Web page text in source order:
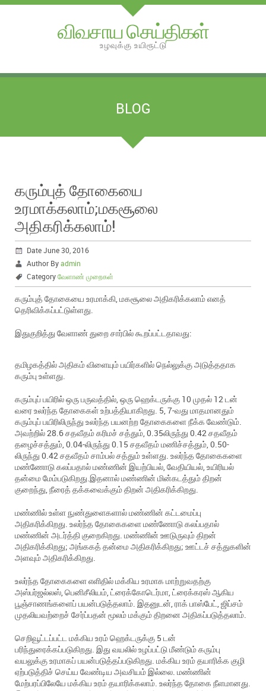
விவசாய செய்திகள்
உழவுக்கு உயிரூட்டு
BLOG
கரும்புத் தோகையை
உரமாக்கலாம்;மகசூலை
அதிகரிக்கலாம்!
Date June 30, 2016
Author Byadmin
Categoryவேளாண் முறைகள்
கரும்புத் தோகையை உரமாக்கி, மகசூலை அதிகரிக்கலாம் எனத்
தெரிவிக்கப்பட்டுள்ளது.
இதுகுறித்து வேளாண் துறை சார்பில் கூறப்பட்டதாவது:
தமிழகத்தில் அதிகம் விளையும் பயிர்களில் நெல்லுக்கு அடுத்ததாக
கரும்பு உள்ளது.
கரும்புப் பயிரில் ஒரு பருவத்தில், ஒரு ஹெக்டருக்கு 10 முதல் 12 டன்
வரை உலர்ந்த தோகைகள் உற்பத்தியாகிறது. 5, 7-வது மாதமானதும்
கரும்புப் பயிரிலிருந்து உலர்ந்த பயனற்ற தோகைகளை நீக்க வேண்டும்.
அவற்றில் 28.6 சதவீதம் கரிமச் சத்தும், 0.35லிருந்து 0.42 சதவீதம்
தழைச்சத்தும், 0.04-லிருந்து 0.15 சதவீதம் மணிச்சத்தும், 0.50-
லிருந்து 0.42 சதவீதம் சாம்பல் சத்தும் உள்ளது. உலர்ந்த தோகைகளை
மண்ணோடு கலப்பதால் மண்ணின் இயற்பியல், வேதியியல், உயிரியல்
தன்மை மேம்படுகிறது.இதனால் மண்ணின் மின்கடத்தும் திறன்
குறைந்து, நீரைத் தக்கவைக்கும் திறன் அதிகரிக்கிறது.
மண்ணில் உள்ள நுண்துளைகளால் மண்ணின் கட்டமைப்பு
அதிகரிக்கிறது. உலர்ந்த தோகைகளை மண்ணோடு கலப்பதால்
மண்ணின் அடர்த்தி குறைகிறது. மண்ணின் ஊடுருவும் திறன்
அதிகரிக்கிறது; அங்ககத் தன்மை அதிகரிக்கிறது; ஊட்டச் சத்துகளின்
அளவும் அதிகரிக்கிறது.
உலர்ந்த தோகைகளை எளிதில் மக்கிய உரமாக மாற்றுவதற்கு
அஸ்பர்ஜல்லஸ், பெனிசீலியம், ட்ரைக்கோடெர்மா, ட்ரைக்கரஸ் ஆகிய
பூஞ்சாணங்களைப் பயன்படுத்தலாம். இதனுடன், ராக் பாஸ்பேட், ஜிப்சம்
முதலியவற்றைச் சேர்ப்பதன் மூலம் மக்கும் திறனை அதிகப்படுத்தலாம்.
செறிவூட்டப்பட்ட மக்கிய உரம் ஹெக்டருக்கு 5 டன்
பரிந்துரைக்கப்படுகிறது. இது வயலில் உழப்பட்டு மீண்டும் கரும்பு
வயலுக்கு உரமாகப் பயன்படுத்தப்படுகிறது. மக்கிய உரம் தயாரிக்க குழி
ஏற்படுத்திச் செய்ய வேண்டிய அவசியம் இல்லை. மண்ணின்
மேற்பரப்பிலேயே மக்கிய உரம் தயாரிக்கலாம். உலர்ந்த தோகை நீளமானது.